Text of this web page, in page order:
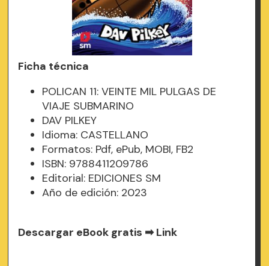
Ficha técnica
POLICAN 11: VEINTE MIL PULGAS DE
VIAJE SUBMARINO
DAV PILKEY
Idioma: CASTELLANO
Formatos: Pdf, ePub, MOBI, FB2
ISBN: 9788411209786
Editorial: EDICIONES SM
Año de edición: 2023
Descargar eBook gratis ➡Link